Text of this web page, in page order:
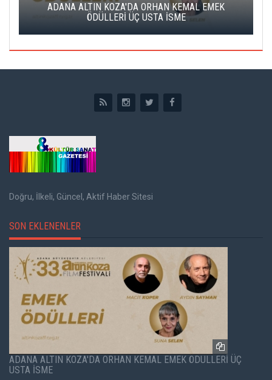
ADANA ALTIN KOZA'DA ORHAN KEMAL EMEK
ÖDÜLLERİ ÜÇ USTA İSME
Doğru, İlkeli, Güncel, Aktif Haber Sitesi
SON EKLENENLER
ADANA ALTIN KOZA'DA ORHAN KEMAL EMEK ÖDÜLLERİ ÜÇ
USTA İSME